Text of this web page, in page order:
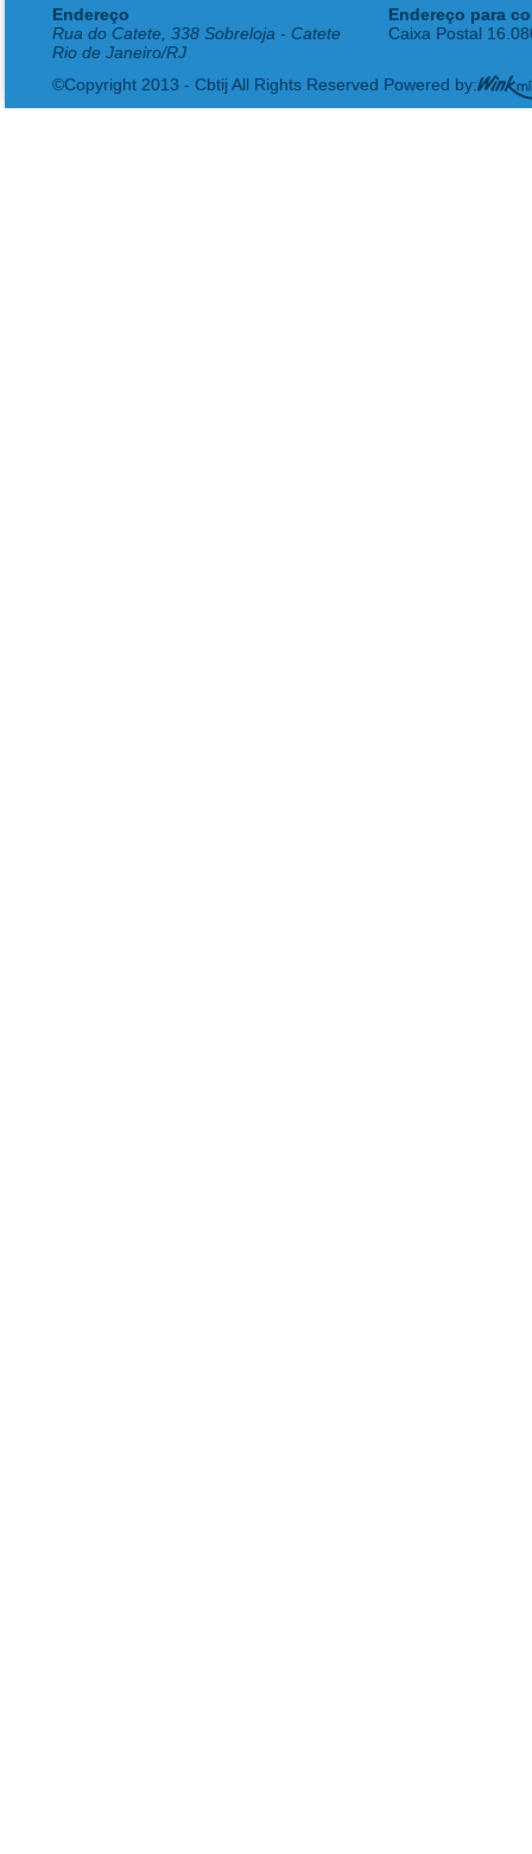
Endereço
Rua do Catete, 338 Sobreloja - Catete
Rio de Janeiro/RJ
Endereço para
Caixa Postal
©Copyright 2013 - Cbtij All Rights Reserved Powered by: